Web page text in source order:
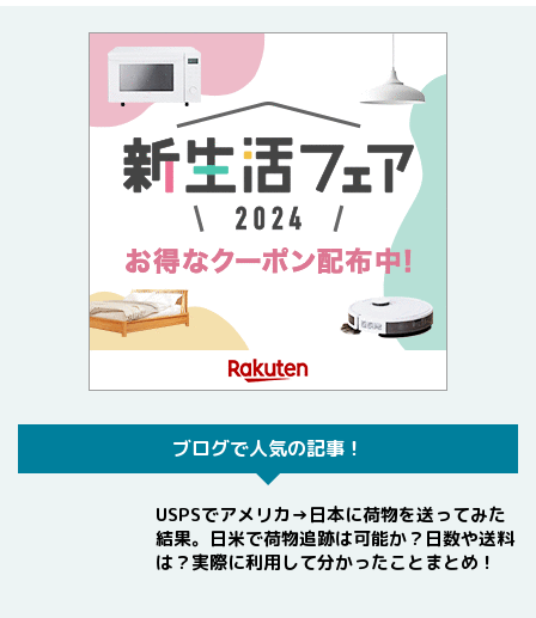
ブログで人気の記事！
USPSでアメリカ→日本に荷物を送ってみた
結果。日米で荷物追跡は可能か？日数や送料
は？実際に利用して分かったことまとめ！